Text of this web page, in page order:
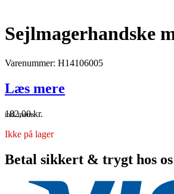
Sejlmagerhandske
Varenummer: H14106005
Læs mere
182,00kr.
inkl. moms
Ikke på lager
Betal sikkert & trygt hos os